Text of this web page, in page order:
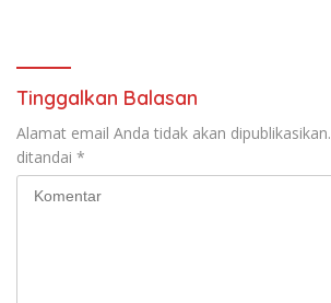
Tinggalkan Balasan
Alamat email Anda tidak akan dipublikasikan.
ditandai *